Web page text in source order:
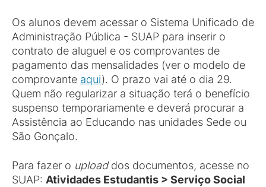
Os alunos devem acessar o Sistema Unificado de
Administração Pública - SUAP para inserir o
contrato de aluguel e os comprovantes de
pagamento das mensalidades (ver o modelo de
comprovante aqui). O prazo vai até o dia 29.
Quem não regularizar a situação terá o benefício
suspenso temporariamente e deverá procurar a
Assistência ao Educando nas unidades Sede ou
São Gonçalo.
Para fazer o uploaddos documentos, acesse no
SUAP: Atividades Estudantis > Serviço Social